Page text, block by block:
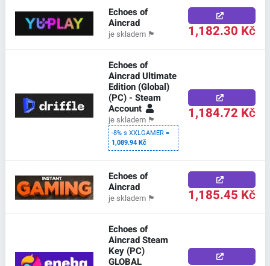
Echoes of
Aincrad
je skladem 🏴 1,182.30 Kč
Echoes of
Aincrad Ultimate
Edition (Global)
(PC) - Steam
Account
je skladem 🏴
-8% s XXLGAMER =
1,089.94 Kč
1,184.72 Kč
Echoes of
Aincrad
je skladem 🏴 1,185.45 Kč
Echoes of
Aincrad Steam
Key (PC)
GLOBAL